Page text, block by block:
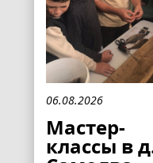
06.08.2026
Мастер-
классы в